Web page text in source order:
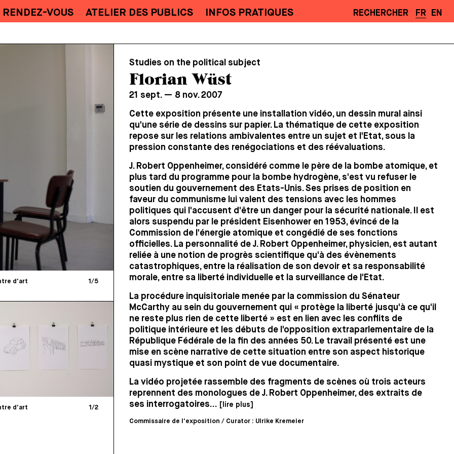
RENDEZ-VOUS ATELIER DES PUBLICS INFOS PRATIQUES RECHERCHER FR EN
d'art
1/5
d'art
1/2
Studies on the political subject
Florian Wüst
21 sept. — 8 nov. 2007
Cette exposition présente une installation vidéo, un dessin mural ainsi
qu'une série de dessins sur papier. La thématique de cette exposition
repose sur les relations ambivalentes entre un sujet et l'Etat, sous la
pression constante des renégociations et des réévaluations.
J. Robert Oppenheimer, considéré comme le père de la bombe atomique, et
plus tard du programme pour la bombe hydrogène, s'est vu refuser le
soutien du gouvernement des Etats-Unis. Ses prises de position en
faveur du communisme lui valent des tensions avec les hommes
politiques qui l'accusent d'être un danger pour la sécurité nationale. Il est
alors suspendu par le président Eisenhower en 1953, évincé de la
Commission de l'énergie atomique et congédié de ses fonctions
officielles. La personnalité de J. Robert Oppenheimer, physicien, est autant
reliée à une notion de progrès scientifique qu'à des évènements
catastrophiques, entre la réalisation de son devoir et sa responsabilité
morale, entre sa liberté individuelle et la surveillance de l'Etat.
La procédure inquisitoriale menée par la commission du Sénateur
McCarthy au sein du gouvernement qui « protège la liberté jusqu'à ce qu'il
ne reste plus rien de cette liberté » est en lien avec les conflits de
politique intérieure et les débuts de l'opposition extraparlementaire de la
République Fédérale de la fin des années 50. Le travail présenté est une
mise en scène narrative de cette situation entre son aspect historique
quasi mystique et son point de vue documentaire.
La vidéo projetée rassemble des fragments de scènes où trois acteurs
reprennent des monologues de J. Robert Oppenheimer, des extraits de
ses interrogatoires...
[lire plus]
Commissaire de l'exposition / Curator : Ulrike Kremeier